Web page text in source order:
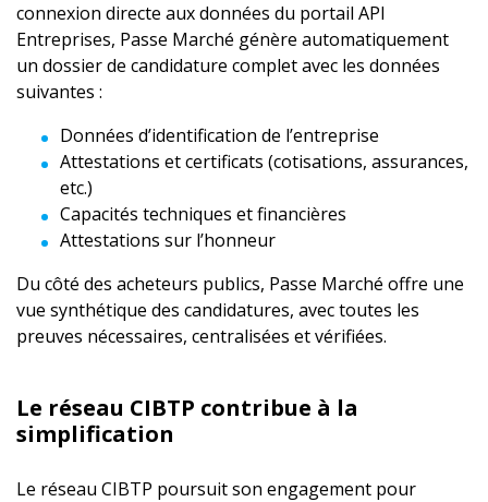
connexion directe aux données du portail API
Entreprises, Passe Marché génère automatiquement
un dossier de candidature complet avec les données
suivantes :
Données d’identification de l’entreprise
Attestations et certificats (cotisations, assurances,
etc.)
Capacités techniques et financières
Attestations sur l’honneur
Du côté des acheteurs publics, Passe Marché offre une
vue synthétique des candidatures, avec toutes les
preuves nécessaires, centralisées et vérifiées.
Le réseau CIBTP contribue à la
simplification
Le réseau CIBTP poursuit son engagement pour